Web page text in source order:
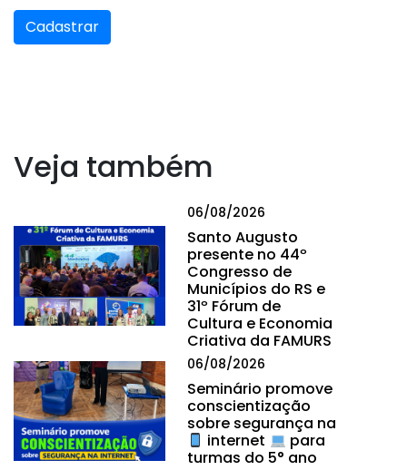
Cadastrar
Veja também
06/08/2026
Santo Augusto
presente no 44º
Congresso de
Municípios do RS e
31º Fórum de
Cultura e Economia
Criativa da FAMURS
06/08/2026
Seminário promove
conscientização
sobre segurança na
internet
para
turmas do 5° ano